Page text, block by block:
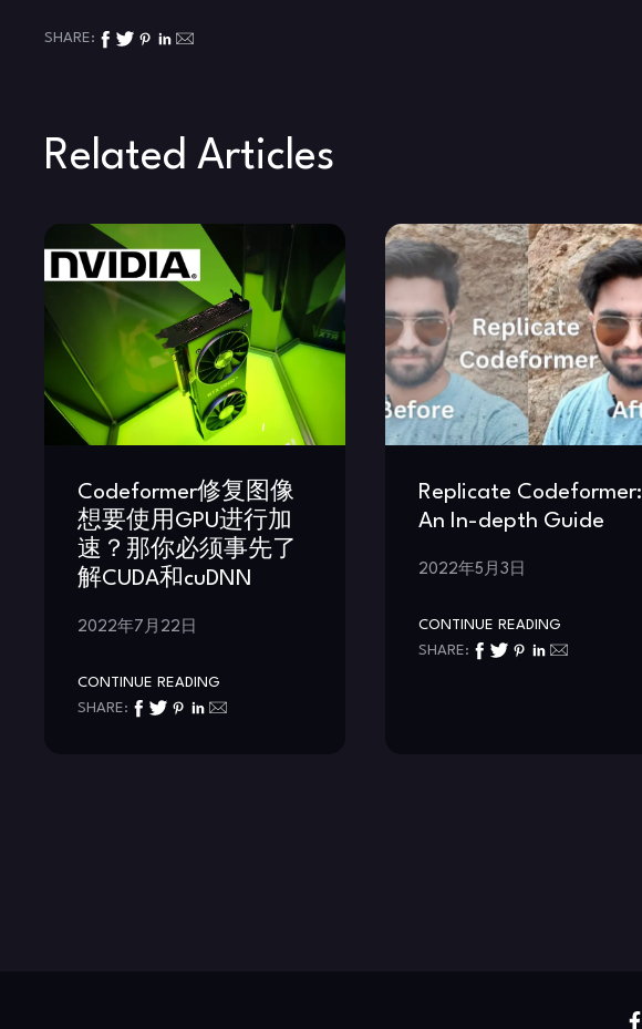
SHARE:
Related Articles
Codeformer修复图像
想要使用GPU进行加
速？那你必须事先了
解CUDA和cuDNN
2022年7月22日
CONTINUE READING
SHARE:
Replicate Codeformer:
An In-depth Guide
2022年5月3日
CONTINUE READING
SHARE: